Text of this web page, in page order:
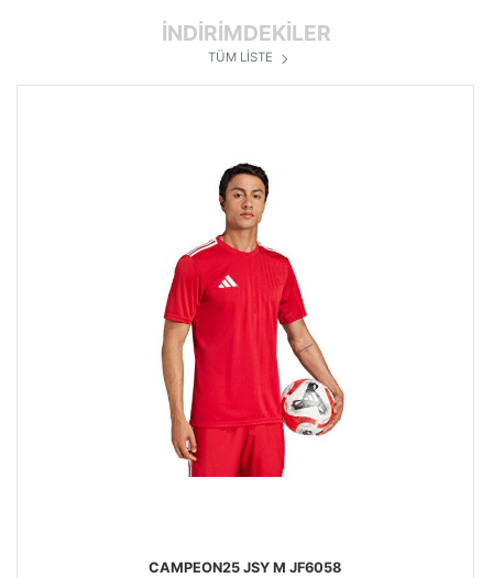
İNDİRİMDEKİLER
TÜM LİSTE
CAMPEON25 JSY M JF6058